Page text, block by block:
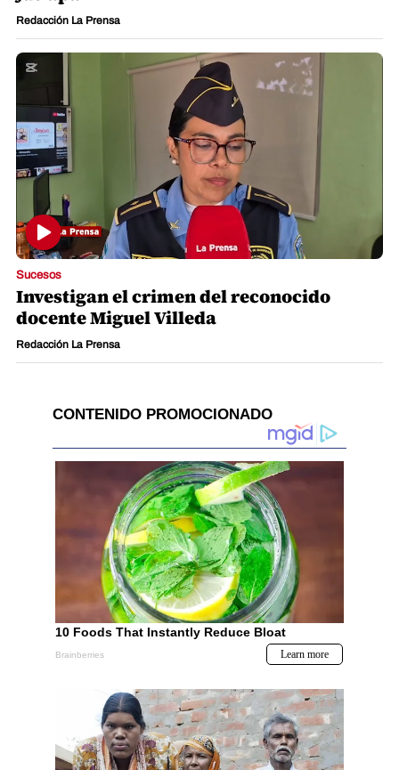
Redacción La Prensa
Sucesos
Investigan el crimen del reconocido
docente Miguel Villeda
Redacción La Prensa